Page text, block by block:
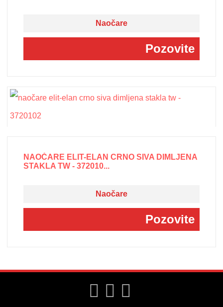
Naočare
Pozovite
NAOČARE ELIT-ELAN CRNO SIVA DIMLJENA
STAKLA TW - 372010...
Naočare
Pozovite